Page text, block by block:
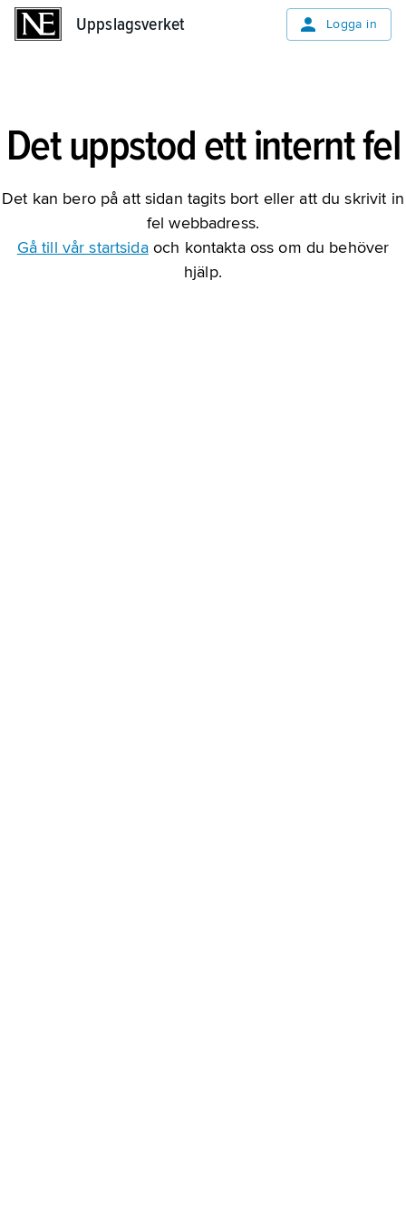
Uppslagsverket Logga in
Det uppstod ett internt fel
Det kan bero på att sidan tagits bort eller att du skrivit in
fel webbadress.
Gå till vår startsidaoch kontakta oss om du behöver
hjälp.